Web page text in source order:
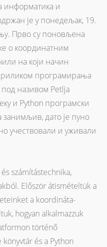
информатика и
је у понедељак, 19.
Прво су поновљена
о координатним
на који начин
програмирања
називом Petlja
и Python програмски
занимљив, дато је пуно
учествовали и уживали
számítástechnika,
Először átismételtük a
a koordináta-
hogyan alkalmazzuk
történő
és a Python